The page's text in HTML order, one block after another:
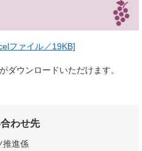
ファイル／19KB]
ダウンロードいただけます。
わせ先
推進係